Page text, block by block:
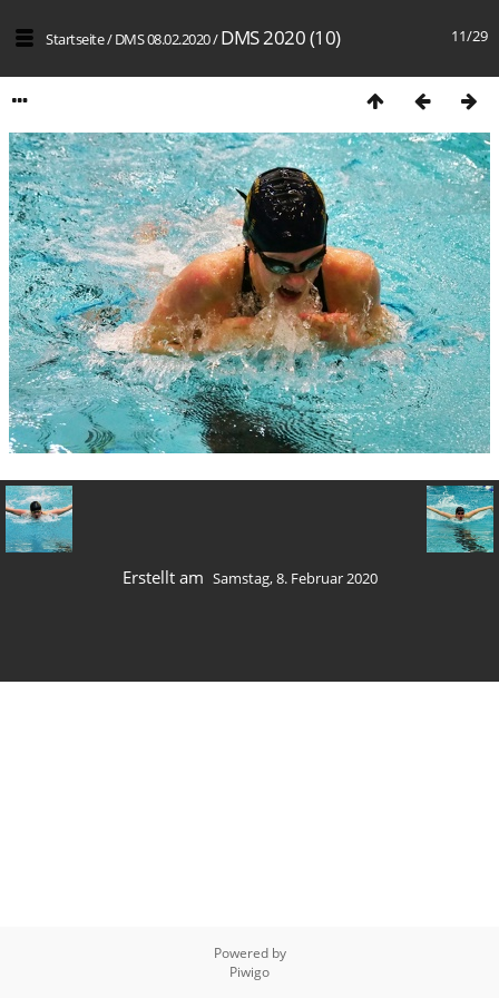
11/29
Startseite/DMS 08.02.2020/DMS 2020 (10)
Erstellt am Samstag, 8. Februar 2020
Powered by
Piwigo